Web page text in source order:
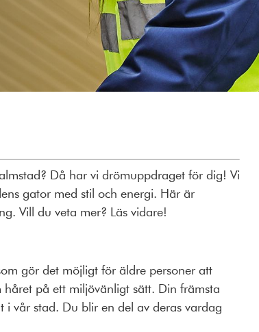
Då har vi drömuppdraget för dig! Vi
gator med stil och energi. Här är
Vill du veta mer? Läs vidare!
gör det möjligt för äldre personer att
på ett miljövänligt sätt. Din främsta
vår stad. Du blir en del av deras vardag